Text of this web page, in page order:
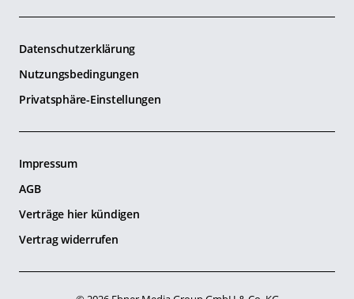
Datenschutzerklärung
Nutzungsbedingungen
Privatsphäre-Einstellungen
Impressum
AGB
Verträge hier kündigen
Vertrag widerrufen